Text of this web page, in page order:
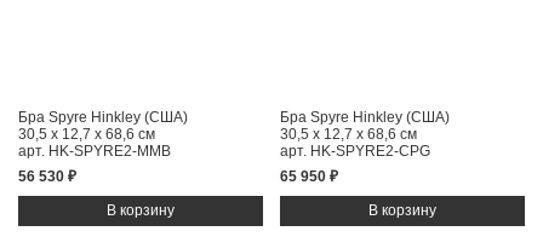
Бра Spyre Hinkley (США)
30,5 x 12,7 x 68,6 см
арт. HK-SPYRE2-MMB
56 530 ₽
Бра Spyre Hinkley (США)
30,5 x 12,7 x 68,6 см
арт. HK-SPYRE2-CPG
65 950 ₽